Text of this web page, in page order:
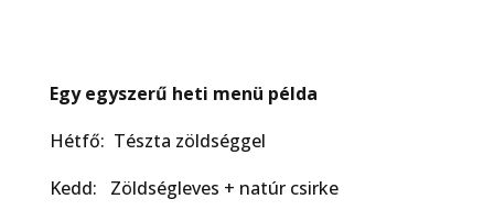
Egy egyszerű heti menü példa
Hétfő: Tészta zöldséggel
Kedd: Zöldségleves + natúr csirke